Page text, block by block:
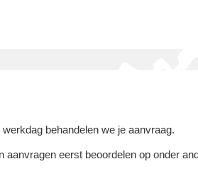
behandelen we je aanvraag.
eerst beoordelen op onder